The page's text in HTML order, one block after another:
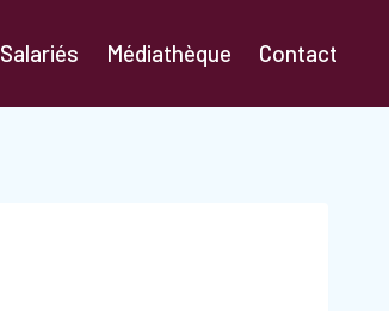
Salariés Médiathèque Contact